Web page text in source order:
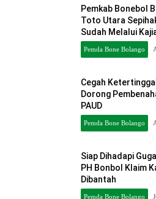
Pemkab Bonebol
Toto Utara
Sudah Melalui
Pemda Bone Bolango
Cegah
Dorong
PAUD
Pemda Bone Bolango
Siap Dihadapi
PH Bonbol Klaim
Dibantah
Pemda Bone Bolango